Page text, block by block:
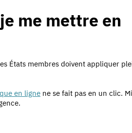
me mettre en
États membres doivent appliquer
en ligne ne se fait pas en un clic.